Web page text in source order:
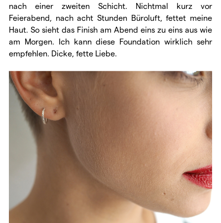
nach einer zweiten Schicht. Nichtmal kurz vor
Feierabend, nach acht Stunden Büroluft, fettet meine
Haut. So sieht das Finish am Abend eins zu eins aus wie
am Morgen. Ich kann diese Foundation wirklich sehr
empfehlen. Dicke, fette Liebe.